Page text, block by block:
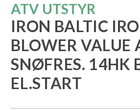
ATV UTSTYR
IRON BALTIC
BLOWER VALUE
SNØFRES. 14HK
EL.START